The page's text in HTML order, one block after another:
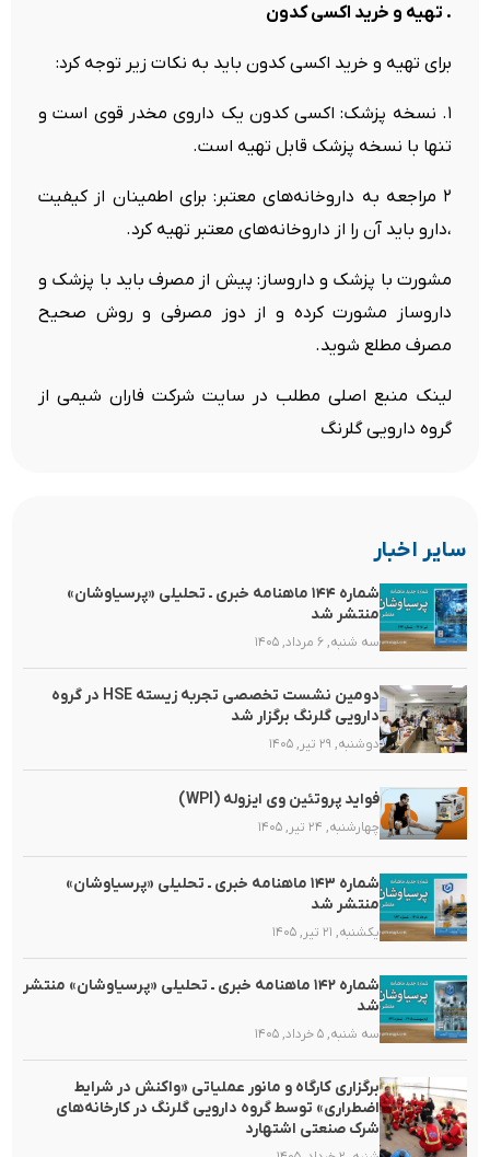
. تهیه و خرید اکسی کدون
برای تهیه و خرید اکسی کدون باید به نکات زیر توجه کرد:
۱. نسخه پزشک: اکسی کدون یک داروی مخدر قوی است و
تنها با نسخه پزشک قابل تهیه است.
۲ مراجعه به داروخانه‌های معتبر: برای اطمینان از کیفیت
،دارو باید آن را از داروخانه‌های معتبر تهیه کرد.
مشورت با پزشک و داروساز: پیش از مصرف باید با پزشک و
داروساز مشورت کرده و از دوز مصرفی و روش صحیح
مصرف مطلع شوید.
لینک منبع اصلی مطلب در سایت شرکت فاران شیمی از
گروه دارویی گلرنگ
سایر اخبار
شماره ۱۴۴ ماهنامه خبری ـ تحلیلی «پرسیاوشان»
منتشر شد
سه شنبه, ۶ مرداد, ۱۴۰۵
دومین نشست تخصصی تجربه زیسته HSE در گروه
دارویی گلرنگ برگزار شد
دوشنبه, ۲۹ تیر, ۱۴۰۵
فواید پروتئین وی ایزوله (WPI)
چهارشنبه, ۲۴ تیر, ۱۴۰۵
شماره ۱۴۳ ماهنامه خبری ـ تحلیلی «پرسیاوشان»
منتشر شد
یکشنبه, ۲۱ تیر, ۱۴۰۵
شماره ۱۴۲ ماهنامه خبری ـ تحلیلی «پرسیاوشان» منتشر
شد
سه شنبه, ۵ خرداد, ۱۴۰۵
برگزاری کارگاه و مانور عملیاتی «واکنش در شرایط
اضطراری» توسط گروه دارویی گلرنگ در کارخانه‌های
شرک صنعتی اشتهارد